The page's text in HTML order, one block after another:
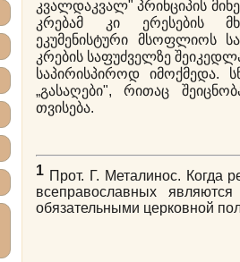
კვალდაკვალ" პრინციპის
კრებამ კი ერესების
ეკუმენისტური მსოფლიოს
კრების საფუძველზე
საპირისპიროდ იმოქმედა.
„გასაღები", რითაც
თვისება.
1 Прот. Г. Металинос. Когда
всеправославных
обязательными церковной